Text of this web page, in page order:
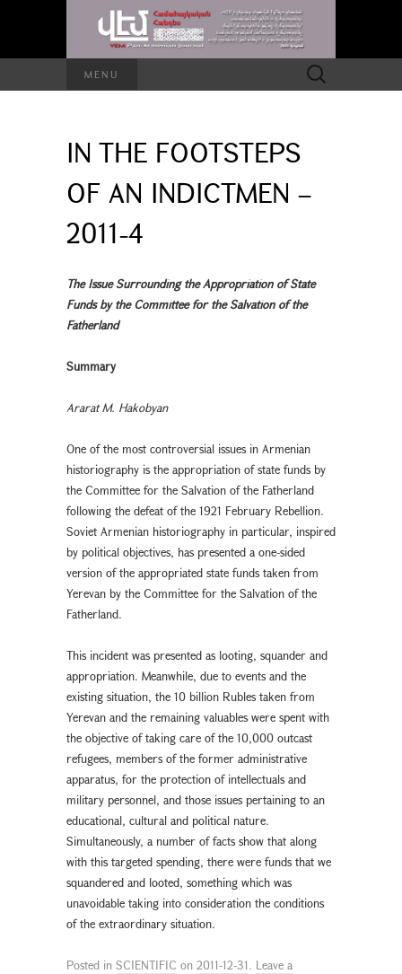
MENU
Search
for:
IN THE FOOTSTEPS
OF AN INDICTMEN –
2011-4
The Issue Surrounding the Appropriation of State
Funds by the Committee for the Salvation of the
Fatherland
Summary
Ararat M. Hakobyan
One of the most controversial issues in Armenian
historiography is the appropriation of state funds by
the Committee for the Salvation of the Fatherland
following the defeat of the 1921 February Rebellion.
Soviet Armenian historiography in particular, inspired
by political objectives, has presented a one-sided
version of the appropriated state funds taken from
Yerevan by the Committee for the Salvation of the
Fatherland.
This incident was presented as looting, squander and
appropriation. Meanwhile, due to events and the
existing situation, the 10 billion Rubles taken from
Yerevan and the remaining valuables were spent with
the objective of taking care of the 10,000 outcast
refugees, members of the former administrative
apparatus, for the protection of intellectuals and
military personnel, and those issues pertaining to an
educational, cultural and political nature.
Simultaneously, a number of facts show that along
with this targeted spending, there were funds that we
squandered and looted, something which was
unavoidable taking into consideration the conditions
of the extraordinary situation.
Posted in SCIENTIFIC on 2011-12-31. Leave a